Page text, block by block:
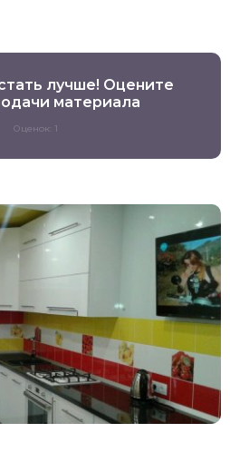
лучше! Оцените
материала
Оценок: 1